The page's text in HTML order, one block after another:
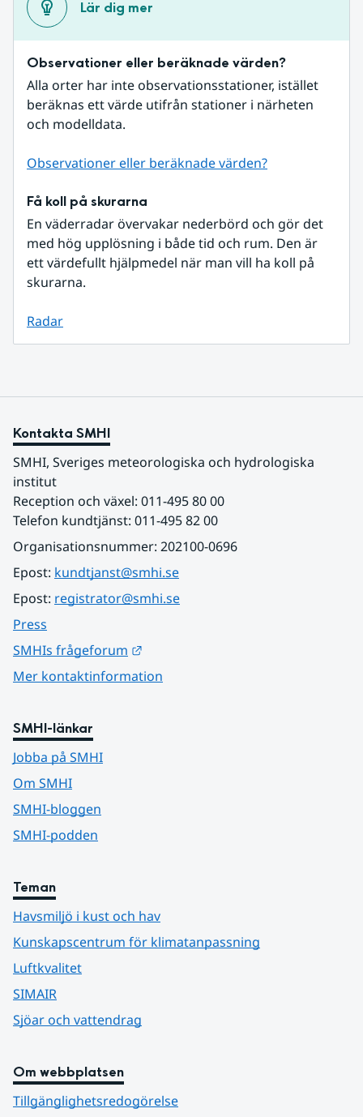
Lär dig mer
Observationer eller beräknade värden?
Alla orter har inte observationsstationer, istället
beräknas ett värde utifrån stationer i närheten
och modelldata.
Observationer eller beräknade värden?
Få koll på skurarna
En väderradar övervakar nederbörd och gör det
med hög upplösning i både tid och rum. Den är
ett värdefullt hjälpmedel när man vill ha koll på
skurarna.
Radar
Kontakta SMHI
SMHI, Sveriges meteorologiska och hydrologiska
institut
Reception och växel: 011-495 80 00
Telefon kundtjänst: 011-495 82 00
Organisationsnummer: 202100-0696
Epost: kundtjanst@smhi.se
Epost: registrator@smhi.se
Press
SMHIs frågeforum
Mer kontaktinformation
SMHI-länkar
Jobba på SMHI
Om SMHI
SMHI-bloggen
SMHI-podden
Teman
Havsmiljö i kust och hav
Kunskapscentrum för klimatanpassning
Luftkvalitet
SIMAIR
Sjöar och vattendrag
Om webbplatsen
Tillgänglighetsredogörelse